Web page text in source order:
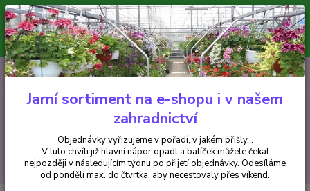
Minimální hodnota pro odeslání z e-shopu je 300 Kč.
V tuto chvíli již hlavní nápor objednávek opadl a balíček můžete čekat
nejpozději v následujícím týdnu po přijetí objednávky. Objednávky
vyřizujeme v pořadí, v jakém přišly...
CZK
Hledat
+420 602 223 614 0ks
za0 Kč
Jarní sortiment na e-shopu i v našem
zahradnictví
Objednávky vyřizujeme v pořadí, v jakém přišly...
V tuto chvíli již hlavní nápor opadl a balíček můžete čekat
nejpozději v následujícím týdnu po přijetí objednávky. Odesíláme
od pondělí max. do čtvrtka, aby necestovaly přes víkend.